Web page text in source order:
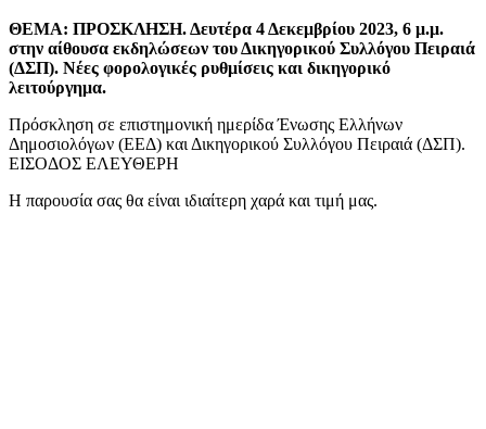
ΘΕΜΑ: ΠΡΟΣΚΛΗΣΗ. Δευτέρα 4 Δεκεμβρίου 2023, 6 μ.μ.
στην αίθουσα εκδηλώσεων του Δικηγορικού Συλλόγου Πειραιά
(ΔΣΠ). Νέες φορολογικές ρυθμίσεις και δικηγορικό
λειτούργημα.
Πρόσκληση σε επιστημονική ημερίδα Ένωσης Ελλήνων
Δημοσιολόγων (ΕΕΔ) και Δικηγορικού Συλλόγου Πειραιά (ΔΣΠ).
ΕΙΣΟΔΟΣ ΕΛΕΥΘΕΡΗ
Η παρουσία σας θα είναι ιδιαίτερη χαρά και τιμή μας.